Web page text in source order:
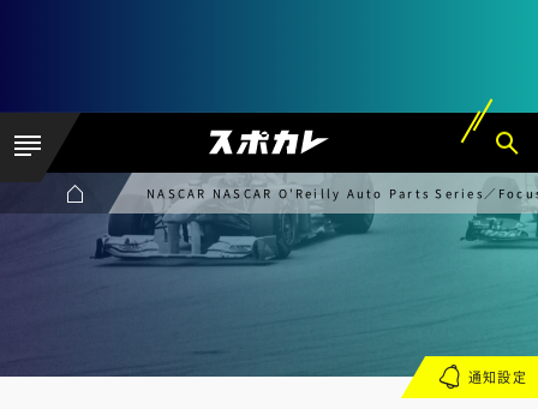
NASCAR NASCAR O'Reilly Auto Parts Series／
通知設定